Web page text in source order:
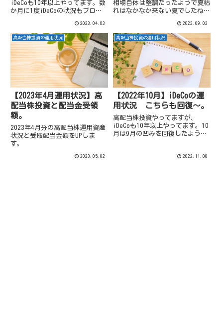
iDeCoも10年以上やってます。数
か月に1度iDeCoの状況もブログ
りとして2023年3月分のご報告。
2023.04.03
相場自体は堅調だったようで夏枯
れはなかなか来ない夏でしたね。
状況と受取配当金額をUPしま
す。
2023.09.03
高配当株投資の運用状況
【2023年4月運用状況】高
配当株投資と配当金受領
額。
2023年4月分の高配当株運用資産
状況と受取配当金額をUPしま
す。
2023.05.02
高配当株投資の運用状況
【2022年10月】iDeCoの運
用状況 こちらも回復～。
高配当株投資やってますが、
iDeCoも10年以上やってます。10
月は9月の凹みを回復したような
2022.11.08